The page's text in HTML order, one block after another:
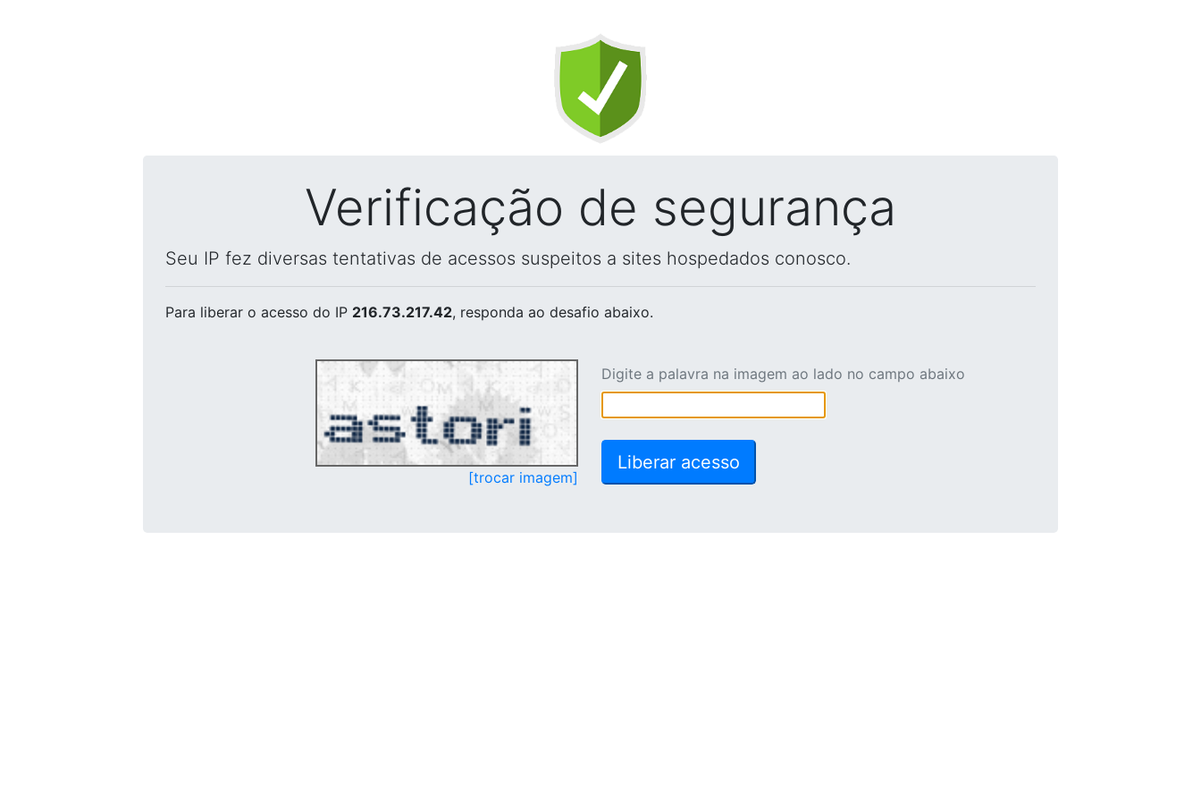
Verificação de segurança
Seu IP fez diversas tentativas de acessos suspeitos a sites hospedados conosco.
Para liberar o acesso do IP 216.73.217.42, responda ao desafio abaixo.
[trocar imagem]
Digite a palavra na imagem ao lado no campo abaixo